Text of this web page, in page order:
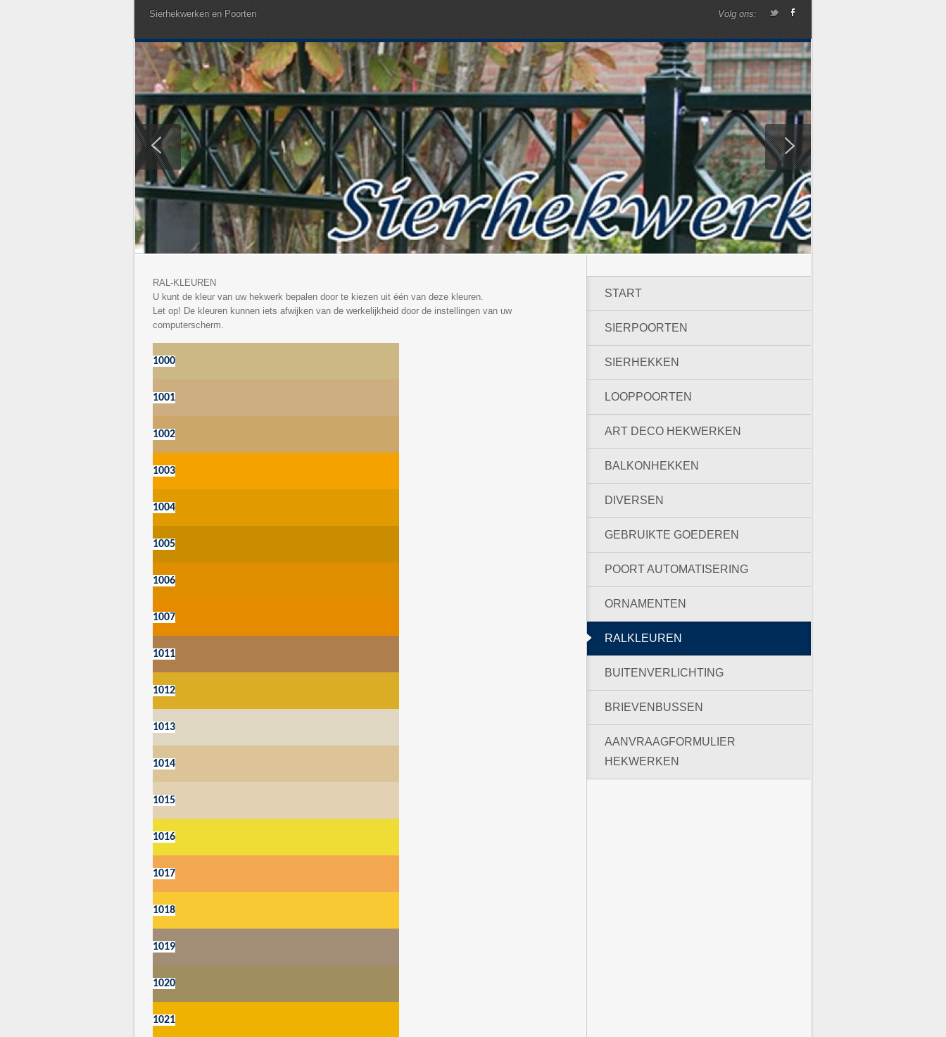
Sierhekwerken en Poorten Volg ons:
RAL-KLEUREN
U kunt de kleur van uw hekwerk bepalen door te kiezen uit één van deze kleuren.
Let op! De kleuren kunnen iets afwijken van de werkelijkheid door de instellingen van uw
computerscherm.
1000
1001
1002
1003
1004
1005
1006
1007
1011
1012
1013
1014
1015
1016
1017
1018
1019
1020
1021
START
SIERPOORTEN
SIERHEKKEN
LOOPPOORTEN
ART DECO HEKWERKEN
BALKONHEKKEN
DIVERSEN
GEBRUIKTE GOEDEREN
POORT AUTOMATISERING
ORNAMENTEN
RALKLEUREN
BUITENVERLICHTING
BRIEVENBUSSEN
AANVRAAGFORMULIER
HEKWERKEN